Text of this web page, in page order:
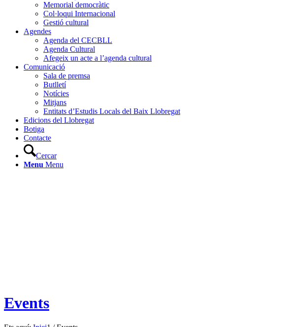
Memorial democràtic
Col·loqui Internacional
Gestió cultural
Agendes
Agenda del CECBLL
Agenda Cultural
Afegeix un acte a l’agenda cultural
Comunicació
Sala de premsa
Butlletí
Notícies
Mitjans
Entitats d’Estudis Locals del Baix Llobregat
Edicions del Llobregat
Botiga
Contacte
Cercar
Menu Menu
Events